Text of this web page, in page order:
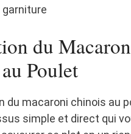
garniture
du
Poulet
du macaroni chinois au
simple et direct qui